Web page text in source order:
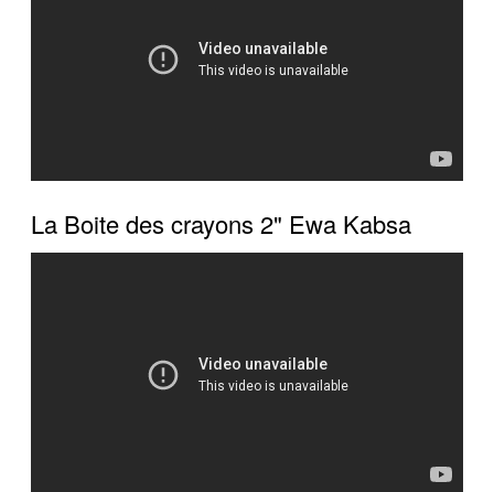
La Boite des crayons 2" Ewa Kabsa